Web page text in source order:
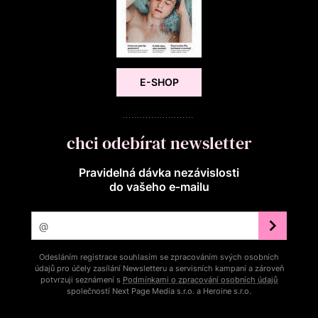
E-SHOP
chci odebírat newsletter
Pravidelná dávka nezávislosti
do vašeho e‑mailu
Odesláním registrace souhlasím se zpracováním svých osobních
údajů pro účely zasílání Newsletteru a servisních kampaní a zároveň
potvrzuji seznámení s Podmínkami o zpracování osobních údajů
společností Next Page Media s.r.o. a Heroine s.r.o.